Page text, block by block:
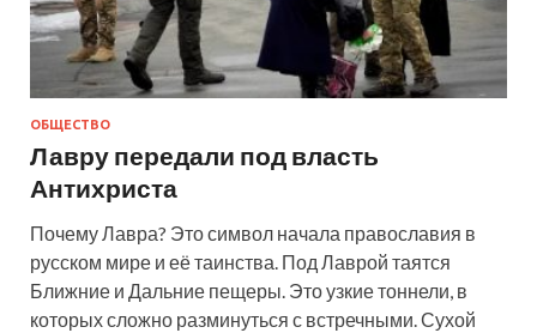
ОБЩЕСТВО
Лавру передали под власть
Антихриста
Почему Лавра? Это символ начала православия в
русском мире и её таинства. Под Лаврой таятся
Ближние и Дальние пещеры. Это узкие тоннели, в
которых сложно разминуться с встречными. Сухой